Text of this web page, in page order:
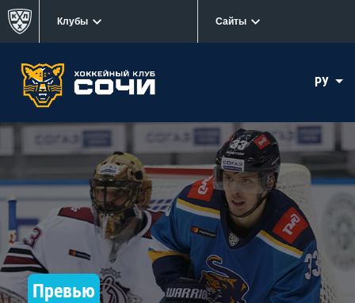
Клубы Сайты
РУ
Превью